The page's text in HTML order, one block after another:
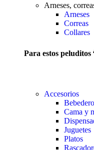
Arneses,
Arneses
Correas
Collares
Para estos peluditos
Accesorios
Cama y
Juguetes
Platos